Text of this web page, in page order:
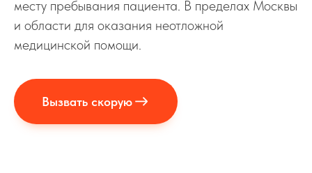
месту пребывания пациента. В пределах Москвы
и области для оказания неотложной
медицинской помощи.
Вызвать скорую